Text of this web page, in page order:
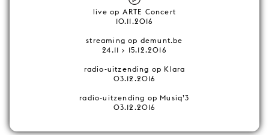
live op ARTE Concert
10.11.2016
streaming op demunt.be
24.11 > 15.12.2016
radio-uitzending op Klara
03.12.2016
radio-uitzending op Musiq’3
03.12.2016